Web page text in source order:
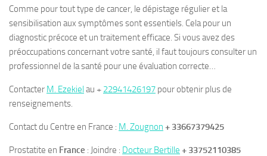
Comme pour tout type de cancer, le dépistage régulier et la
sensibilisation aux symptômes sont essentiels. Cela pour un
diagnostic précoce et un traitement efficace. Si vous avez des
préoccupations concernant votre santé, il faut toujours consulter un
professionnel de la santé pour une évaluation correcte…
Contacter M. Ezekielau + 22941426197 pour obtenir plus de
renseignements.
Contact du Centre en France : M. Zougnon + 33667379425
Prostatite en France : Joindre : Docteur Bertille + 33752110385